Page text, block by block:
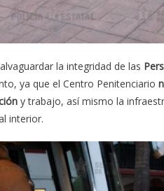
la integridad de las
ya que el Centro Penitenciario
y trabajo, así mismo la
interior.